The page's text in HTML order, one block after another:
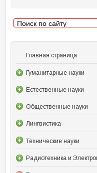
Главная страница
Гуманитарные науки
Естественные науки
Общественные науки
Лингвистика
Технические науки
Радиотехника и